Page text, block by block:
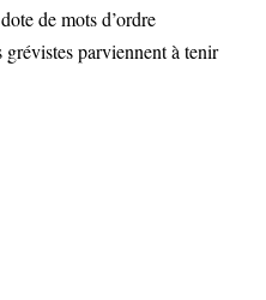
de mots d’ordre
parviennent à tenir